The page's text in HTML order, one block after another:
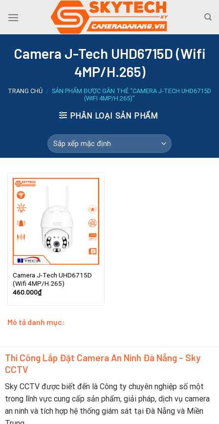
Camera J-Tech UHD6715D (Wifi
4MP/H.265)
TRANG CHỦ / SẢN PHẨM ĐƯỢC GẮN THẺ “CAMERA J-TECH UHD6715D
(WIFI 4MP/H.265)”
PHÂN LOẠI SẢN PHẨM
Camera J-Tech UHD6715D
(Wifi 4MP/H.265)
460.000₫
Mô tả danh mục:
Thi Công Lắp Đặt Camera An Ninh Đà Nẵng - Sky
CCTV
Sky CCTV được biết đến là Công ty chuyên nghiệp số một
trong lĩnh vực cung cấp sản phẩm, giải pháp, dịch vụ camera
an ninh và tích hợp hệ thống giám sát tại Đà Nẵng và Miền